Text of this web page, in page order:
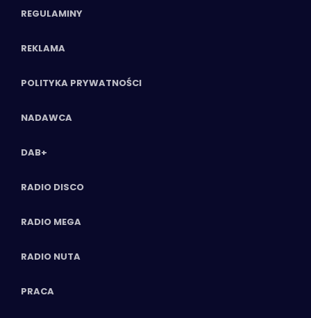
REGULAMINY
REKLAMA
POLITYKA PRYWATNOŚCI
NADAWCA
DAB+
RADIO DISCO
RADIO MEGA
RADIO NUTA
PRACA